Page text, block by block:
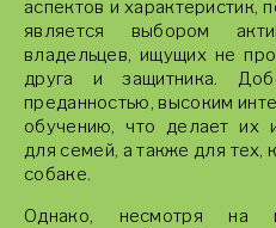
аспектов и характеристик,
является выбором
владельцев, ищущих не
друга и защитника.
преданностью, высоким
обучению, что делает их
для семей, а также для тех,
собаке.
Однако, несмотря на